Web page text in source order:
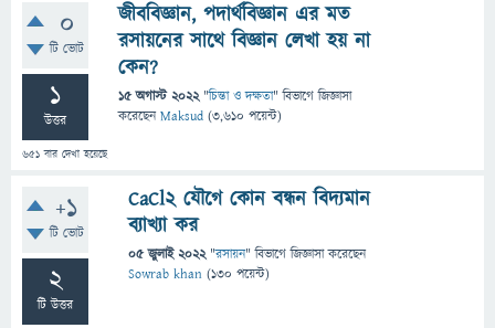
0
টি ভোট
1
উত্তর
651 বার দেখা হয়েছে
জীববিজ্ঞান, পদার্থবিজ্ঞান এর মত
রসায়নের সাথে বিজ্ঞান লেখা হয় না
কেন?
15 অগাস্ট 2022 "চিন্তা ও দক্ষতা" বিভাগে জিজ্ঞাসা
করেছেনMaksud (3,610 পয়েন্ট)
+1
টি ভোট
2
টি উত্তর
CaCl2 যৌগে কোন বন্ধন বিদ্যমান
ব্যাখ্যা কর
05 জুলাই 2022 "রসায়ন" বিভাগে জিজ্ঞাসাকরেছেন
Sowrab khan (130 পয়েন্ট)